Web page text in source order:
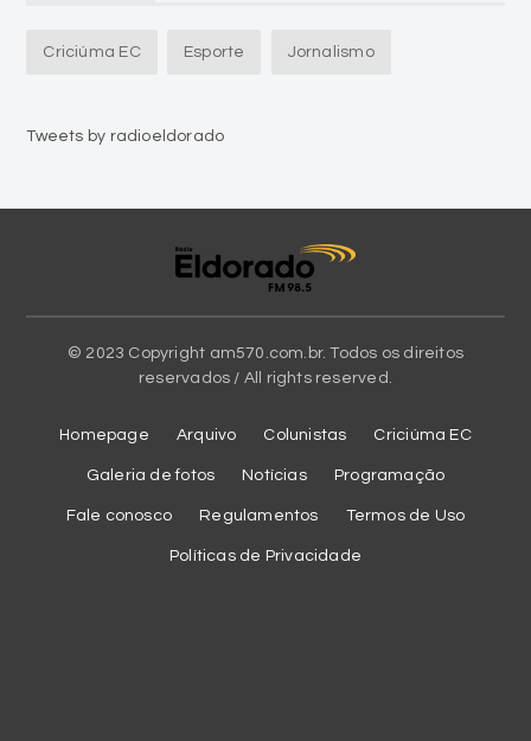
Criciúma EC Esporte Jornalismo
Tweets by radioeldorado
© 2023 Copyright am570.com.br. Todos os direitos
reservados / All rights reserved.
Homepage Arquivo Colunistas Criciúma EC
Galeria de fotos Notícias Programação
Fale conosco Regulamentos Termos de Uso
Políticas de Privacidade